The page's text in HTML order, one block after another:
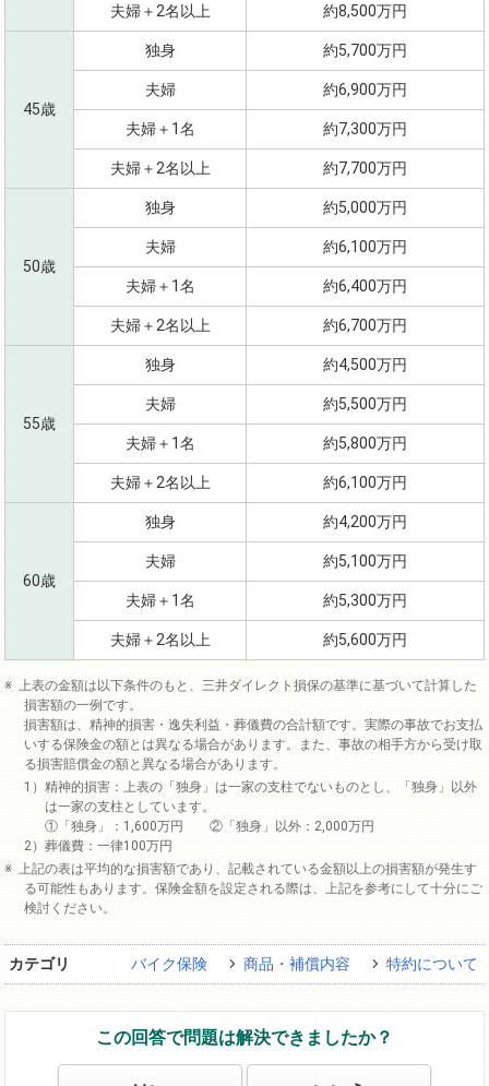
夫婦＋2名以上 約8,500万円
45歳
独身 約5,700万円
夫婦 約6,900万円
夫婦＋1名 約7,300万円
夫婦＋2名以上 約7,700万円
50歳
独身 約5,000万円
夫婦 約6,100万円
夫婦＋1名 約6,400万円
夫婦＋2名以上 約6,700万円
55歳
独身 約4,500万円
夫婦 約5,500万円
夫婦＋1名 約5,800万円
夫婦＋2名以上 約6,100万円
60歳
独身 約4,200万円
夫婦 約5,100万円
夫婦＋1名 約5,300万円
夫婦＋2名以上 約5,600万円
上表の金額は以下条件のもと、三井ダイレクト損保の基準に基づいて計算した
損害額の一例です。
損害額は、精神的損害・逸失利益・葬儀費の合計額です。実際の事故でお支払
いする保険金の額とは異なる場合があります。また、事故の相手方から受け取
る損害賠償金の額と異なる場合があります。
精神的損害：上表の「独身」は一家の支柱でないものとし、「独身」以外
は一家の支柱としています。
①「独身」：1,600万円 ②「独身」以外：2,000万円
葬儀費：一律100万円
上記の表は平均的な損害額であり、記載されている金額以上の損害額が発生す
る可能性もあります。保険金額を設定される際は、上記を参考にして十分にご
検討ください。
カテゴリ バイク保険 商品・補償内容 特約について
この回答で問題は解決できましたか？